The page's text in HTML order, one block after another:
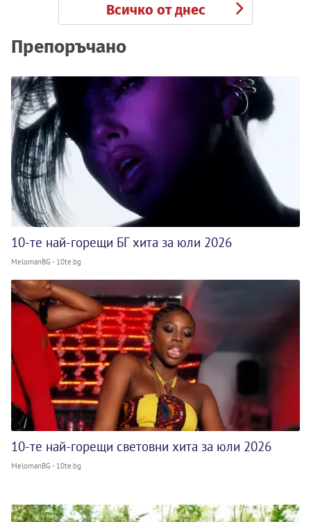
Всичко от днес
Препоръчано
10-те най-горещи БГ хита за юли 2026
MelomanBG - 10te.bg
10-те най-горещи световни хита за юли 2026
MelomanBG - 10te.bg